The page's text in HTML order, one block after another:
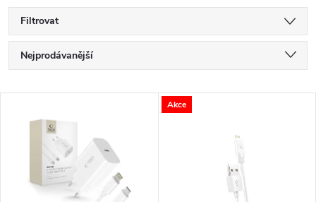
Filtrovat
Ř
a
Nejprodávanější
Abecedně
Akce